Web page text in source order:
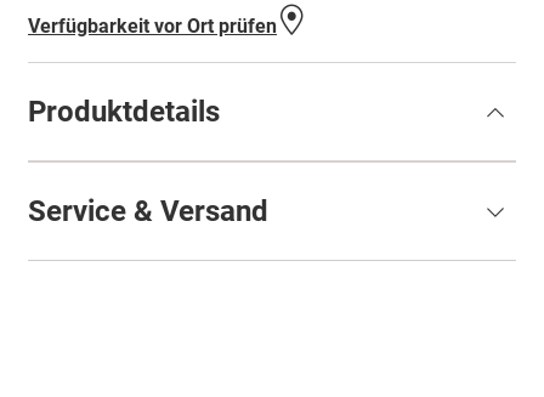
Verfügbarkeit vor Ort prüfen
Produktdetails
Service & Versand